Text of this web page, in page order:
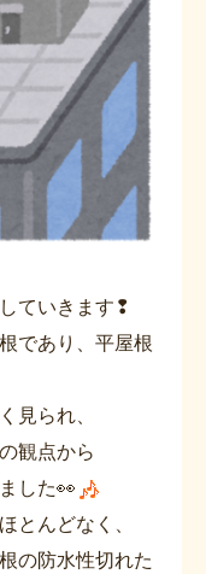
ていきます❢
であり、平屋根
見られ、
観点から
した👀
とんどなく、
の防水性切れた